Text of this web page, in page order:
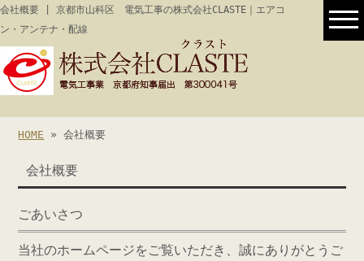
会社概要 | 京都市山科区 電気工事の株式会社CLASTE｜エアコ
ン・アンテナ・配線
HOME » 会社概要
会社概要
ごあいさつ
当社のホームページをご覧いただき、誠にありがとうご